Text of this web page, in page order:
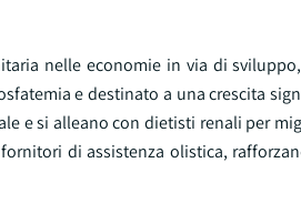
nelle economie in via di
e destinato a una crescita
e si alleano con dietisti renali per
di assistenza olistica,